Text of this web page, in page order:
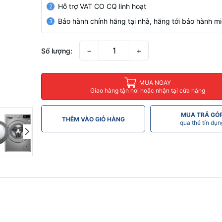
2 Hỗ trợ VAT CO CQ linh hoạt
3 Bảo hành chính hãng tại nhà, hãng tới bảo hành
Số lượng: − +
MUA NGAY
Giao hàng tận nơi hoặc nhận tại cửa hàng
THÊM VÀO GIỎ HÀNG
MUA TRẢ
qua thẻ tín